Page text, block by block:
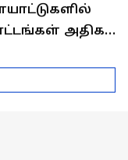
அதிகம்
பிரீத்தி